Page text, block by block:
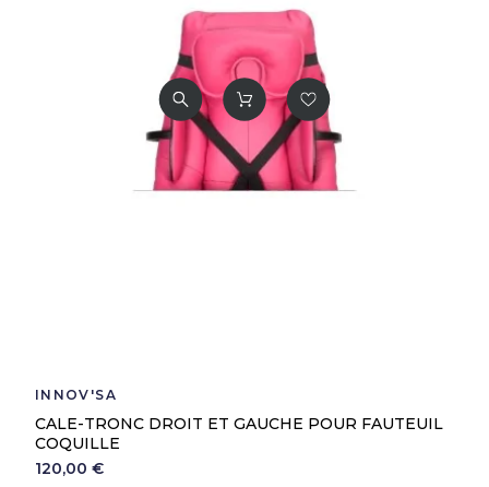
INNOV'SA
CALE-TRONC DROIT ET GAUCHE POUR FAUTEUIL
COQUILLE
120,00 €